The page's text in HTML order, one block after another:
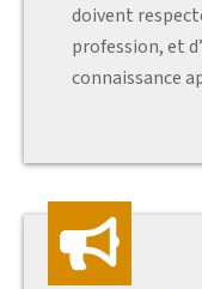
doivent
profession, et
connaissance